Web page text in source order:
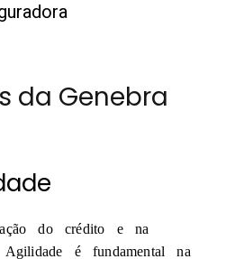
da Genebra
do crédito e na
é fundamental na